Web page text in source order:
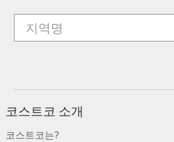
코스트코 소개
코스트코는?